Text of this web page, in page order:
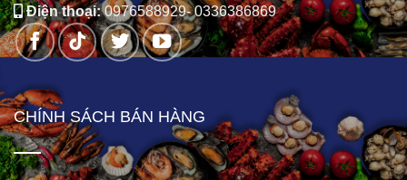
Điện thoại: 0976588929-0336386869
CHÍNH SÁCH BÁN HÀNG